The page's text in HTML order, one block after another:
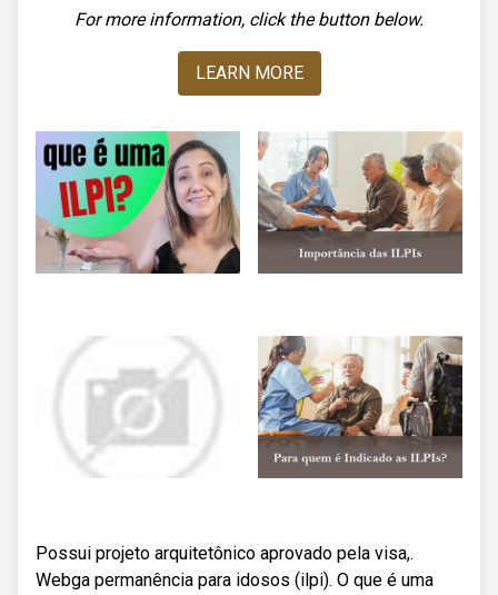
For more information, click the button below.
LEARN MORE
Possui projeto arquitetônico aprovado pela visa,.
Webga permanência para idosos (ilpi). O que é uma